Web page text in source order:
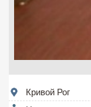
Кривой Рог